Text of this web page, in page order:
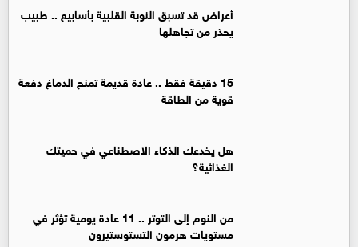
أعراض قد تسبق النوبة القلبية بأسابيع .. طبيب
يحذر من تجاهلها
15 دقيقة فقط .. عادة قديمة تمنح الدماغ دفعة
قوية من الطاقة
هل يخدعك الذكاء الاصطناعي في حميتك
الغذائية؟
من النوم إلى التوتر .. 11 عادة يومية تؤثر في
مستويات هرمون التستوستيرون